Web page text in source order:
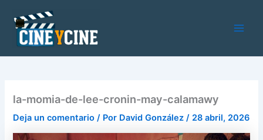
contenido
la-momia-de-lee-cronin-may-calamawy
Deja un comentario / Por David González/ 28 abril, 2026